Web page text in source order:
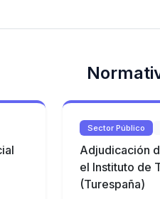
Sector Público
Adjudicación
el Instituto de
(Turespaña)